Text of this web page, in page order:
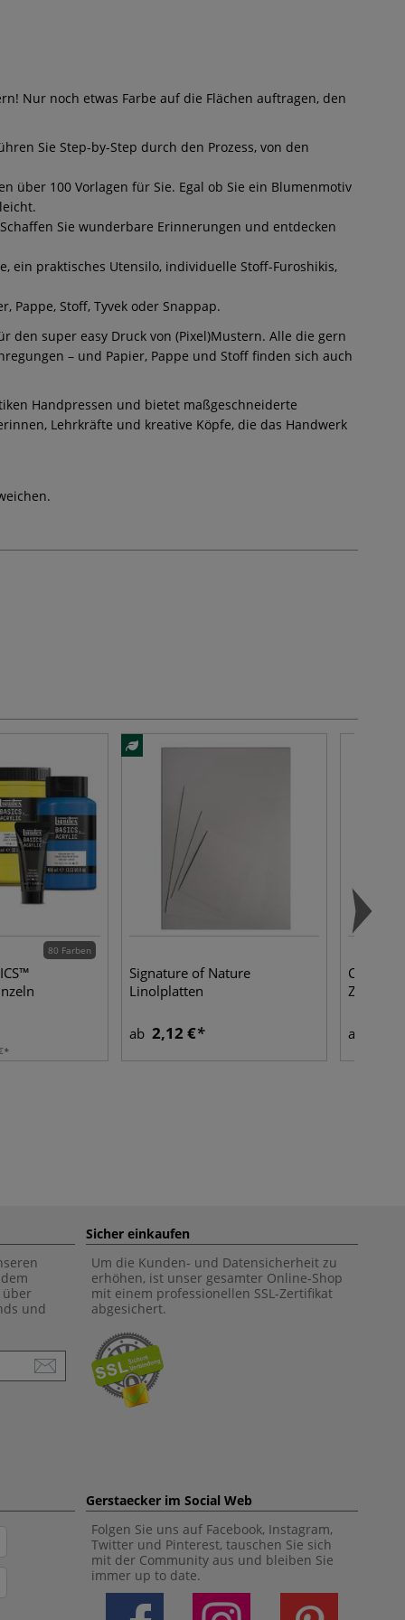
Nur noch etwas Farbe auf die Flächen auftragen, den
Sie Step-by-Step durch den Prozess, von den
über 100 Vorlagen für Sie. Egal ob Sie ein Blumenmotiv
Sie wunderbare Erinnerungen und entdecken
ein praktisches Utensilo, individuelle Stoff-Furoshikis,
Pappe, Stoff, Tyvek oder Snappap.
super easy Druck von (Pixel)Mustern. Alle die gern
– und Papier, Pappe und Stoff finden sich auch
Handpressen und bietet maßgeschneiderte
Lehrkräfte und kreative Köpfe, die das Handwerk
80 Farben
Signature of Nature
Linolplatten
ab 2,12 € ab
über
und
Sicher einkaufen
Um die Kunden- und Datensicherheit zu
erhöhen, ist unser gesamter Online-Shop
mit einem professionellen SSL-Zertifikat
abgesichert.
Gerstaecker im Social Web
Folgen Sie uns auf Facebook, Instagram,
Twitter und Pinterest, tauschen Sie sich
mit der Community aus und bleiben Sie
immer up to date.